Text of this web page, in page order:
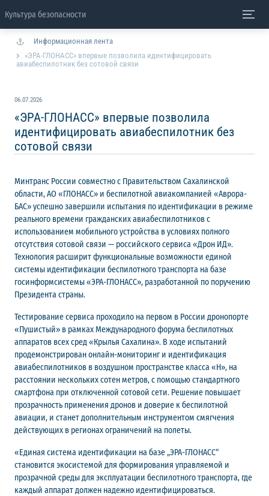
Культура безопасности
Информационная лента
«ЭРА-ГЛОНАСС» впервые позволила идентифицировать
авиабеспилотник без сотовой связи
06.07.2026
«ЭРА-ГЛОНАСС» впервые позволила
идентифицировать авиабеспилотник без
сотовой связи
Минтранс России совместно с Правительством Сахалинской
области, АО «ГЛОНАСС» и беспилотной авиакомпанией «Аврора-
БАС» успешно завершили испытания по идентификации в режиме
реального времени гражданских авиабеспилотников с
использованием мобильного устройства в условиях полного
отсутствия сотовой связи — российского сервиса «Дрон ИД».
Технология расширит функциональные возможности единой
системы идентификации беспилотного транспорта на базе
госинформсистемы «ЭРА-ГЛОНАСС», разработанной по поручению
Президента страны.
Тестирование сервиса проходило на первом в России дронопорте
«Пушистый» в рамках Международного форума беспилотных
аппаратов всех сред «Крылья Сахалина». В ходе испытаний
продемонстрирован онлайн-мониторинг и идентификация
авиабеспилотников в воздушном пространстве класса «H», на
расстоянии нескольких сотен метров, с помощью стандартного
смартфона при отключенной сотовой сети. Решение повышает
прозрачность применения дронов и доверие к беспилотной
авиации, и станет дополнительным инструментом смягчения
действующих в регионах ограничений на полеты.
«Единая система идентификации на базе „ЭРА-ГЛОНАСС“
становится экосистемой для формирования управляемой и
прозрачной среды для эксплуатации беспилотного транспорта, где
каждый аппарат должен надежно идентифицироваться.